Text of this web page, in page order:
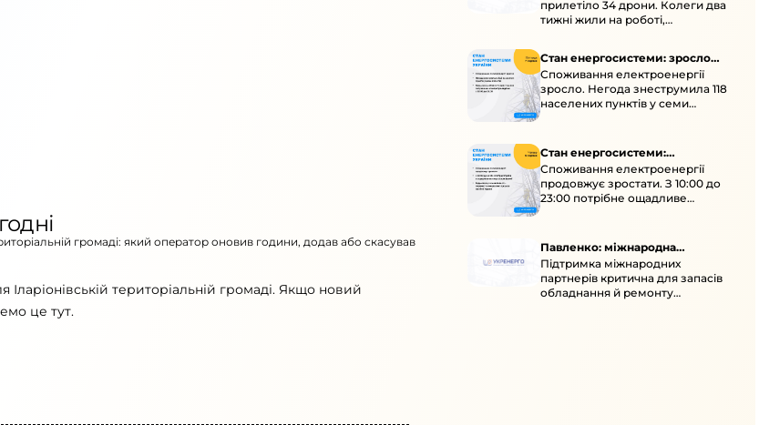
громаді: який оператор оновив години, додав або скасував
територіальній громаді. Якщо новий
це тут.
прилетіло 34 дрони. Колеги два
тижні жили на роботі,
Стан енергосистеми: зросло
споживання через негоду
Споживання електроенергії
зросло. Негода знеструмила 118
населених пунктів у семи
областях. Обмежте
електроприладами 10:00–23:00.
Стан енергосистеми:
споживання зростає
Споживання електроенергії
продовжує зростати. З 10:00 до
23:00 потрібне ощадливе
енергоспоживання, а
перенести на нічні години.
Павленко: міжнародна
підтримка для стійкості
енергосистеми
Підтримка міжнародних
партнерів критична для запасів
обладнання й ремонту